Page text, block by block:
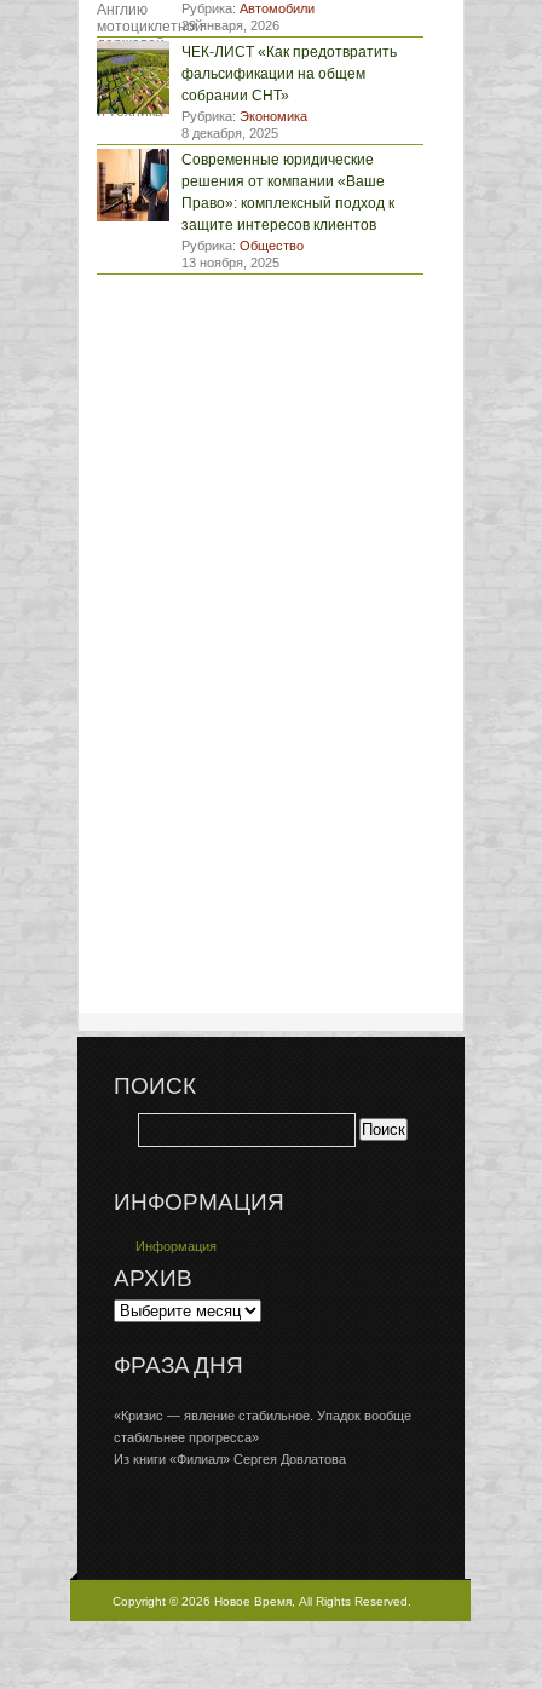
Рубрика: Автомобили
29 января, 2026
ЧЕК-ЛИСТ «Как предотвратить
фальсификации на общем
собрании СНТ»
Рубрика: Экономика
8 декабря, 2025
Современные юридические
решения от компании «Ваше
Право»: комплексный подход к
защите интересов клиентов
Рубрика: Общество
13 ноября, 2025
ПОИСК
ИНФОРМАЦИЯ
Информация
АРХИВ
ФРАЗА ДНЯ
«Кризис — явление стабильное. Упадок вообще
стабильнее прогресса»
Из книги «Филиал» Сергея Довлатова
Copyright © 2026 Новое Время, All Rights Reserved.